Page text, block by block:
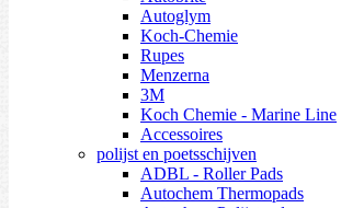
Autoglym
Koch-Chemie
Rupes
Menzerna
3M
Koch Chemie - Marine Line
Accessoires
polijst en poetsschijven
ADBL - Roller Pads
Autochem Thermopads